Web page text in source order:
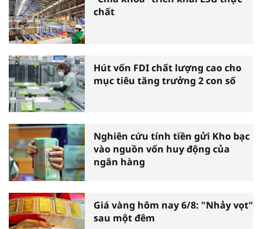
chất
Hút vốn FDI chất lượng cao cho
mục tiêu tăng trưởng 2 con số
Nghiên cứu tính tiền gửi Kho bạc
vào nguồn vốn huy động của
ngân hàng
Giá vàng hôm nay 6/8: "Nhảy vọt"
sau một đêm